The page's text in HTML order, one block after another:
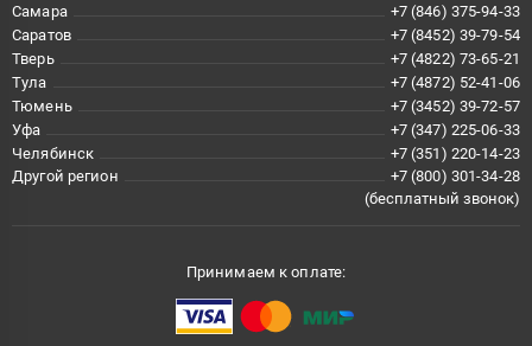
Самара
+7 (846) 375-94-33
Саратов
+7 (8452) 39-79-54
Тверь
+7 (4822) 73-65-21
Тула
+7 (4872) 52-41-06
Тюмень
+7 (3452) 39-72-57
Уфа
+7 (347) 225-06-33
Челябинск
+7 (351) 220-14-23
Другой регион
+7 (800) 301-34-28
(бесплатный звонок)
Принимаем к оплате: